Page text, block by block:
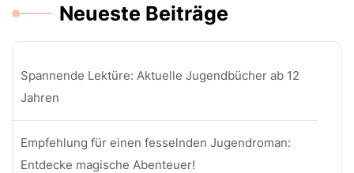
Neueste Beiträge
Spannende Lektüre: Aktuelle Jugendbücher ab 12
Jahren
Empfehlung für einen fesselnden Jugendroman:
Entdecke magische Abenteuer!